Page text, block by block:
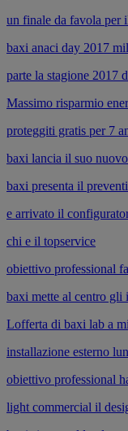
un finale da favola per
baxi anaci day 2017
parte la stagione 2017
Massimo risparmio
proteggiti gratis per 7
baxi lancia il suo
baxi presenta il
e arrivato il
chi e il topservice
obiettivo professional
baxi mette al centro gli
Lofferta di baxi lab a
installazione esterno
obiettivo professional
light commercial il